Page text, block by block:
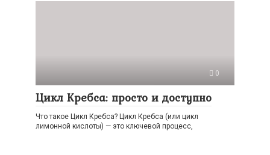
0
Цикл Кребса: просто и доступно
Что такое Цикл Кребса? Цикл Кребса (или цикл
лимонной кислоты) — это ключевой процесс,